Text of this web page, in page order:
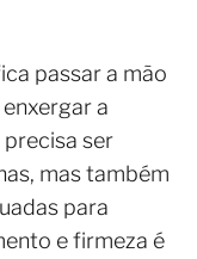
passar a mão
a
ser
mas também
para
e firmeza é